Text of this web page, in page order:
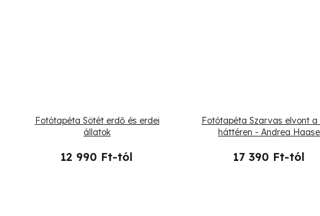
Fotótapéta Sötét erdő és erdei
állatok
12 990 Ft-tól
Fotótapéta Szarvas elvont a
háttéren - Andrea Haase
17 390 Ft-tól